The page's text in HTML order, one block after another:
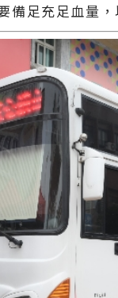
備足充足血量，